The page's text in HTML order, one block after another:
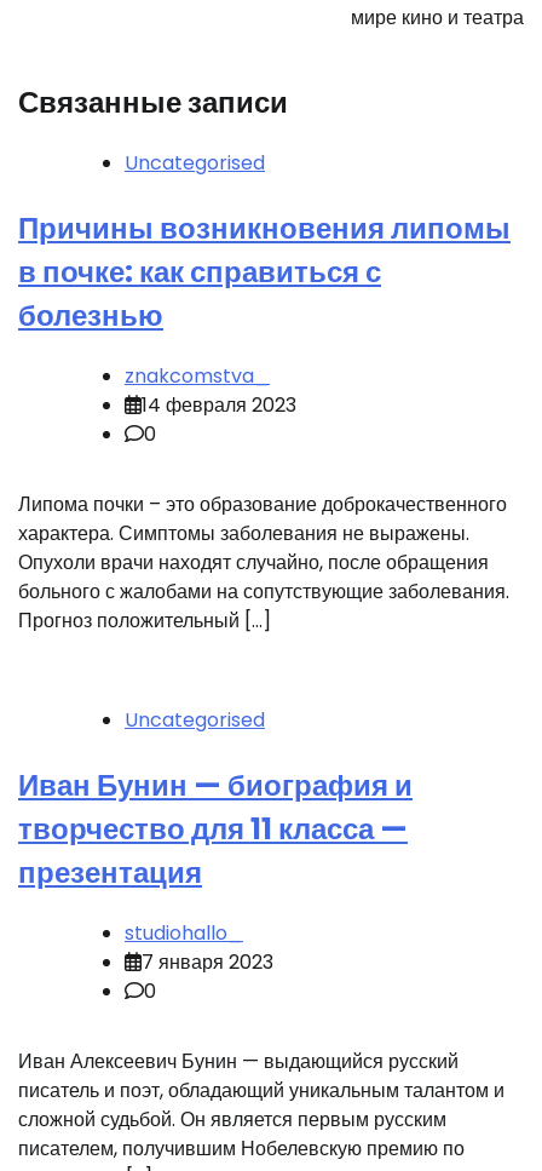
мире кино и театра
Связанные записи
Uncategorised
Причины возникновения липомы
в почке: как справиться с
болезнью
znakcomstva_
14 февраля 2023
0
Липома почки – это образование доброкачественного
характера. Симптомы заболевания не выражены.
Опухоли врачи находят случайно, после обращения
больного с жалобами на сопутствующие заболевания.
Прогноз положительный […]
Uncategorised
Иван Бунин — биография и
творчество для 11 класса —
презентация
studiohallo_
7 января 2023
0
Иван Алексеевич Бунин — выдающийся русский
писатель и поэт, обладающий уникальным талантом и
сложной судьбой. Он является первым русским
писателем, получившим Нобелевскую премию по